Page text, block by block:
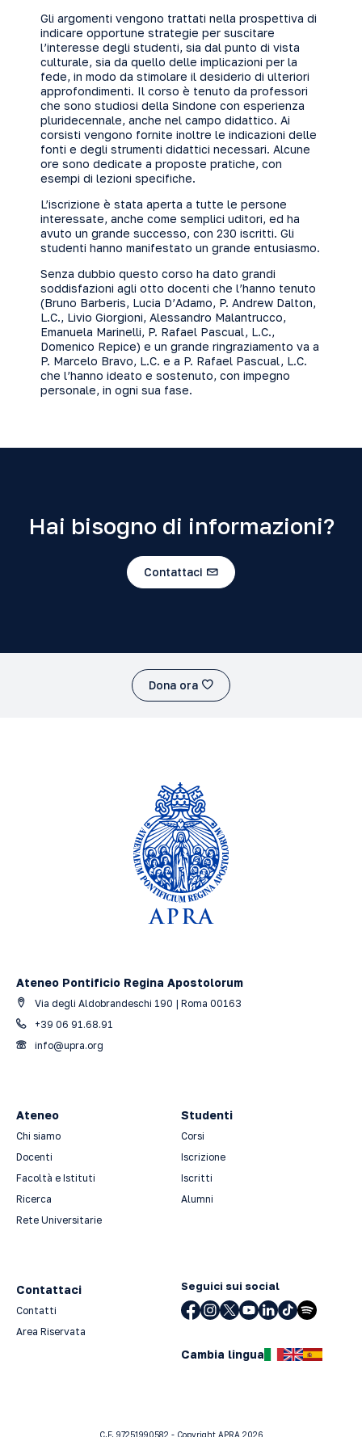
Gli argomenti vengono trattati nella prospettiva di
indicare opportune strategie per suscitare
l’interesse degli studenti, sia dal punto di vista
culturale, sia da quello delle implicazioni per la
fede, in modo da stimolare il desiderio di ulteriori
approfondimenti. Il corso è tenuto da professori
che sono studiosi della Sindone con esperienza
pluridecennale, anche nel campo didattico. Ai
corsisti vengono fornite inoltre le indicazioni delle
fonti e degli strumenti didattici necessari. Alcune
ore sono dedicate a proposte pratiche, con
esempi di lezioni specifiche.
L’iscrizione è stata aperta a tutte le persone
interessate, anche come semplici uditori, ed ha
avuto un grande successo, con 230 iscritti. Gli
studenti hanno manifestato un grande entusiasmo.
Senza dubbio questo corso ha dato grandi
soddisfazioni agli otto docenti che l’hanno tenuto
(Bruno Barberis, Lucia D’Adamo, P. Andrew Dalton,
L.C., Livio Giorgioni, Alessandro Malantrucco,
Emanuela Marinelli, P. Rafael Pascual, L.C.,
Domenico Repice) e un grande ringraziamento va a
P. Marcelo Bravo, L.C. e a P. Rafael Pascual, L.C.
che l’hanno ideato e sostenuto, con impegno
personale, in ogni sua fase.
Hai bisogno di informazioni?
Contattaci
Dona ora
Ateneo Pontificio Regina Apostolorum
Via degli Aldobrandeschi 190 | Roma 00163
+39 06 91.68.91
info@upra.org
Ateneo
Chi siamo
Docenti
Facoltà e Istituti
Ricerca
Rete Universitarie
Studenti
Corsi
Iscrizione
Iscritti
Alumni
Contattaci
Contatti
Area Riservata
Seguici sui social
Cambia lingua
C.F. 97251990582 - Copyright APRA 2026